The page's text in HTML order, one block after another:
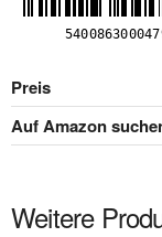
Preis
Auf Amazon
Weitere